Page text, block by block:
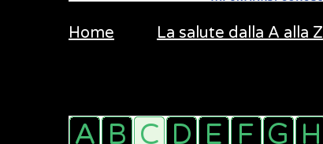
Home La salute dalla A alla Z